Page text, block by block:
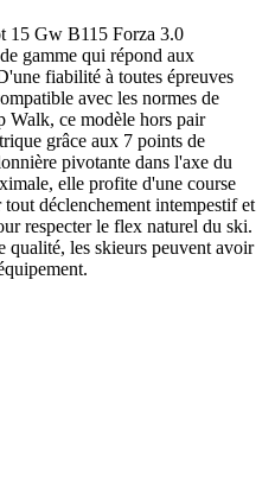
Gw B115 Forza 3.0
gamme qui répond aux
fiabilité à toutes épreuves
avec les normes de
Walk, ce modèle hors pair
grâce aux 7 points de
pivotante dans l'axe du
elle profite d'une course
déclenchement intempestif et
respecter le flex naturel du ski.
qualité, les skieurs peuvent avoir